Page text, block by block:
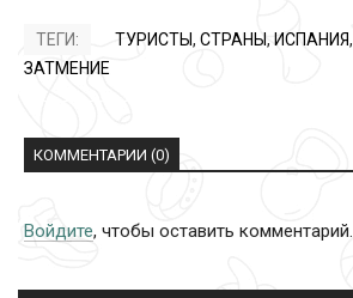
ТЕГИ: ТУРИСТЫ, СТРАНЫ, ИСПАНИЯ,
ЗАТМЕНИЕ
КОММЕНТАРИИ (0)
Войдите, чтобы оставить комментарий.